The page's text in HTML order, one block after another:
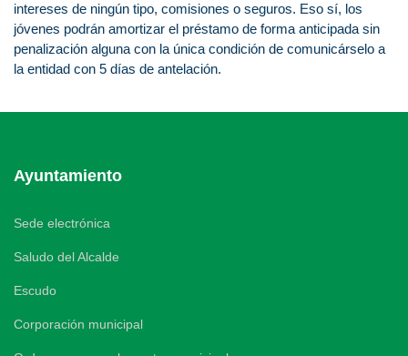
intereses de ningún tipo, comisiones o seguros. Eso sí, los
jóvenes podrán amortizar el préstamo de forma anticipada sin
penalización alguna con la única condición de comunicárselo a
la entidad con 5 días de antelación.
Ayuntamiento
Sede electrónica
Saludo del Alcalde
Escudo
Corporación municipal